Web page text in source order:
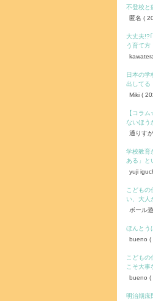
不登校と
匿名 (
大丈夫!?
う育て方
日本の学
出してる
Miki (
【コラ
ないほう
通りす
学校教育
ある」と
yuji
こども
い、大人
ボール
ほんとう
bueno (
こどもの
こそ大事
bueno (
明治期庶